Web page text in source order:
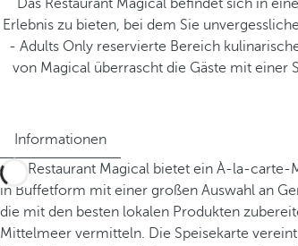
Das Restaurant Magical befindet sich in
Erlebnis zu bieten, bei dem Sie
- Adults Only reservierte Bereich
von Magical überrascht die Gäste mit einer
Informationen
Das Restaurant Magical bietet ein À-la-carte-
in Buffetform mit einer großen Auswahl an
die mit den besten lokalen Produkten
Mittelmeer vermitteln. Die Speisekarte